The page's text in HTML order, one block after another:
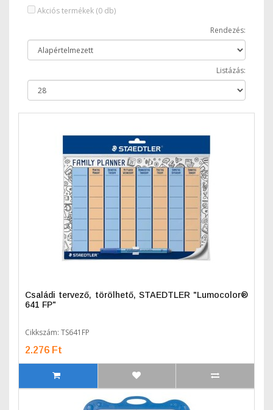
Akciós termékek (0 db)
Rendezés:
Listázás:
Családi tervező, törölhető, STAEDTLER "Lumocolor®
641 FP"
Cikkszám: TS641FP
2.276 Ft